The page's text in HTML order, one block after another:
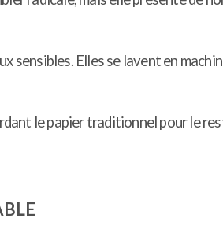
Elles se lavent en
le papier traditionnel pour le